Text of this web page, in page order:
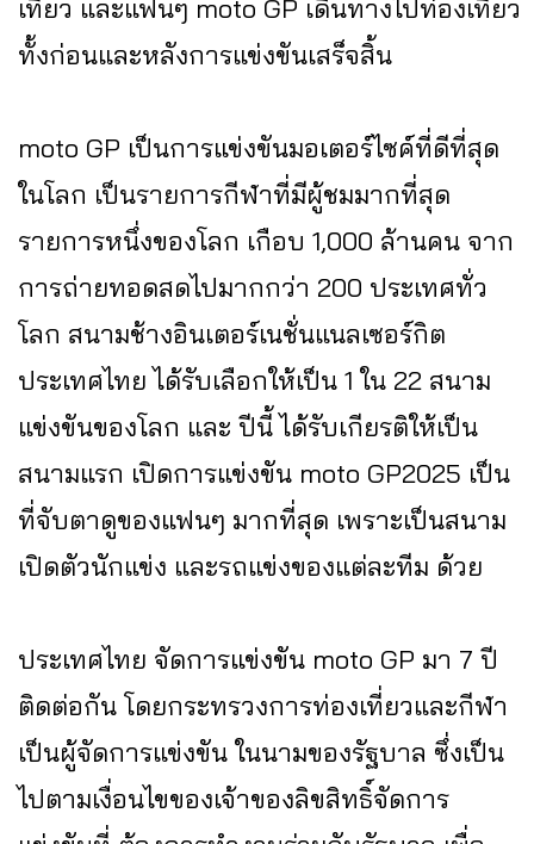
เที่ยว และแฟนๆ moto GP เดินทางไปท่องเที่ยว
ทั้งก่อนและหลังการแข่งขันเสร็จสิ้น
moto GP เป็นการแข่งขันมอเตอร์ไซค์ที่ดีที่สุด
ในโลก เป็นรายการกีฬาที่มีผู้ชมมากที่สุด
รายการหนึ่งของโลก เกือบ 1,000 ล้านคน จาก
การถ่ายทอดสดไปมากกว่า 200 ประเทศทั่ว
โลก สนามช้างอินเตอร์เนชั่นแนลเซอร์กิต
ประเทศไทย ได้รับเลือกให้เป็น 1 ใน 22 สนาม
แข่งขันของโลก และ ปีนี้ ได้รับเกียรติให้เป็น
สนามแรก เปิดการแข่งขัน moto GP2025 เป็น
ที่จับตาดูของแฟนๆ มากที่สุด เพราะเป็นสนาม
เปิดตัวนักแข่ง และรถแข่งของแต่ละทีม ด้วย
ประเทศไทย จัดการแข่งขัน moto GP มา 7 ปี
ติดต่อกัน โดยกระทรวงการท่องเที่ยวและกีฬา
เป็นผู้จัดการแข่งขัน ในนามของรัฐบาล ซึ่งเป็น
ไปตามเงื่อนไขของเจ้าของลิขสิทธิ์จัดการ